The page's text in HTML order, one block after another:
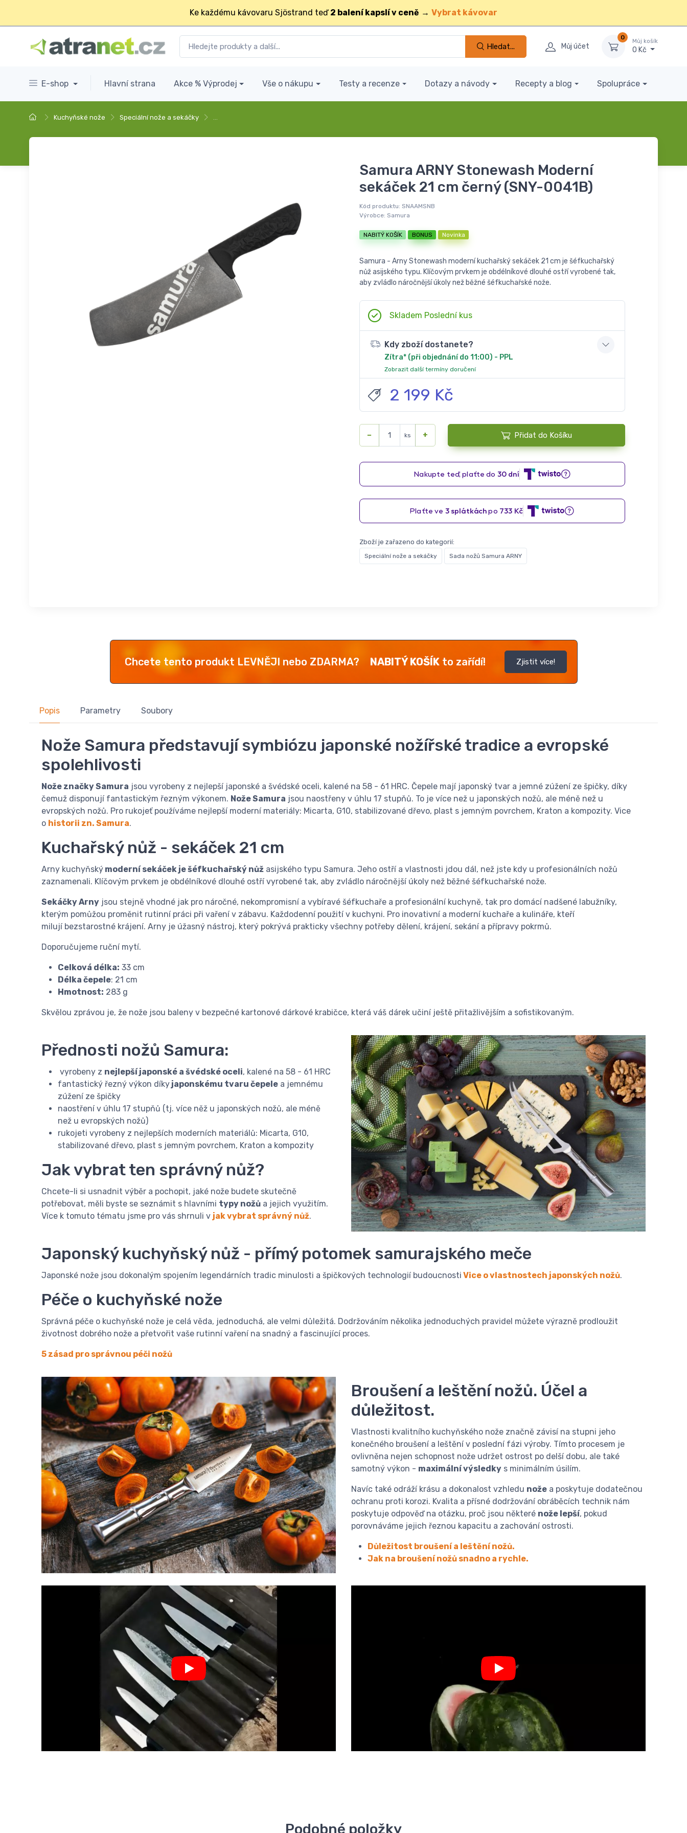
Ke každému kávovaru Sjöstrand teď 2 balení kapslí v ceně → Vybrat kávovar
Hledat... Můj účet
0
Můj košík
0 Kč
E-shop Hlavní strana Akce % Výprodej Vše o nákupu Testy a recenze Dotazy a návody Recepty a blog Spolupráce
Kuchyňské nože Speciální nože a sekáčky
Samura ARNY Stonewash Moderní
sekáček 21 cm černý (SNY-0041B)
Kód produktu: SNAAMSNB
Výrobce: Samura
NABITÝ KOŠÍK BONUS Novinka
Samura - Arny Stonewash moderní kuchařský sekáček 21 cm je šéfkuchařský
nůž asijského typu. Klíčovým prvkem je obdélníkové dlouhé ostří vyrobené tak,
aby zvládlo náročnější úkoly než běžné šéfkuchařské nože.
Skladem Poslední kus
Kdy zboží dostanete?
Zítra* (při objednání do 11:00) - PPL
Zobrazit další termíny doručení
2 199 Kč
− ks + Přidat do Košíku
Zboží je zařazeno do kategorií:
Speciální nože a sekáčky Sada nožů Samura ARNY
Chcete tento produkt LEVNĚJI nebo ZDARMA? NABITÝ KOŠÍKto zařídí! Zjistit více!
Popis Parametry Soubory
Nože Samura představují symbiózu japonské nožířské tradice a evropské
spolehlivosti
Nože značky Samura jsou vyrobeny z nejlepší japonské a švédské oceli, kalené na 58 - 61 HRC. Čepele mají japonský tvar a jemné zúžení ze špičky, díky
čemuž disponují fantastickým řezným výkonem. Nože Samura jsou naostřeny v úhlu 17 stupňů. To je více než u japonských nožů, ale méně než u
evropských nožů. Pro rukojeť používáme nejlepší moderní materiály: Micarta, G10, stabilizované dřevo, plast s jemným povrchem, Kraton a kompozity. Vice
o historii zn. Samura.
Kuchařský nůž - sekáček 21 cm
Arny kuchyňský moderní sekáček je šéfkuchařský nůž asijského typu Samura. Jeho ostří a vlastnosti jdou dál, než jste kdy u profesionálních nožů
zaznamenali. Klíčovým prvkem je obdélníkové dlouhé ostří vyrobené tak, aby zvládlo náročnější úkoly než běžné šéfkuchařské nože.
Sekáčky Arny jsou stejně vhodné jak pro náročné, nekompromisní a vybíravé šéfkuchaře a profesionální kuchyně, tak pro domácí nadšené labužníky,
kterým pomůžou proměnit rutinní práci při vaření v zábavu. Každodenní použití v kuchyni. Pro inovativní a moderní kuchaře a kulináře, kteří
milují bezstarostné krájení. Arny je úžasný nástroj, který pokrývá prakticky všechny potřeby dělení, krájení, sekání a přípravy pokrmů.
Doporučujeme ruční mytí.
Celková délka: 33 cm
Délka čepele: 21 cm
Hmotnost: 283 g
Skvělou zprávou je, že nože jsou baleny v bezpečné kartonové dárkové krabičce, která váš dárek učiní ještě přitažlivějším a sofistikovaným.
Přednosti nožů Samura:
vyrobeny z nejlepší japonské a švédské oceli, kalené na 58 - 61 HRC
fantastický řezný výkon díky japonskému tvaru čepele a jemnému
zúžení ze špičky
naostření v úhlu 17 stupňů (tj. více něž u japonských nožů, ale méně
než u evropských nožů)
rukojeti vyrobeny z nejlepších moderních materiálů: Micarta, G10,
stabilizované dřevo, plast s jemným povrchem, Kraton a kompozity
Jak vybrat ten správný nůž?
Chcete-li si usnadnit výběr a pochopit, jaké nože budete skutečně
potřebovat, měli byste se seznámit s hlavními typy nožů a jejich využitím.
Více k tomuto tématu jsme pro vás shrnuli v jak vybrat správný nůž.
Japonský kuchyňský nůž - přímý potomek samurajského meče
Japonské nože jsou dokonalým spojením legendárních tradic minulosti a špičkových technologií budoucnosti Vice o vlastnostech japonských nožů.
Péče o kuchyňské nože
Správná péče o kuchyňské nože je celá věda, jednoduchá, ale velmi důležitá. Dodržováním několika jednoduchých pravidel můžete výrazně prodloužit
životnost dobrého nože a přetvořit vaše rutinní vaření na snadný a fascinující proces.
5 zásad pro správnou péči nožů
Broušení a leštění nožů. Účel a
důležitost.
Vlastnosti kvalitního kuchyňského nože značně závisí na stupni jeho
konečného broušení a leštění v poslední fázi výroby. Tímto procesem je
ovlivněna nejen schopnost nože udržet ostrost po delší dobu, ale také
samotný výkon - maximální výsledky s minimálním úsilím.
Navíc také odráží krásu a dokonalost vzhledu nože a poskytuje dodatečnou
ochranu proti korozi. Kvalita a přísné dodržování obráběcích technik nám
poskytuje odpověď na otázku, proč jsou některé nože lepší, pokud
porovnáváme jejich řeznou kapacitu a zachování ostrosti.
Důležitost broušení a leštění nožů.
Jak na broušení nožů snadno a rychle.
Podobné položky